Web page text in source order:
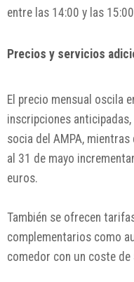
entre las 14:00 y las
Precios y servicios
El precio mensual oscila
inscripciones
socia del AMPA,
al 31 de mayo
euros.
También se ofrecen
complementarios como
comedor con un coste